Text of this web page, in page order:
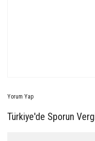
Yorum Yap
Türkiye'de Sporun